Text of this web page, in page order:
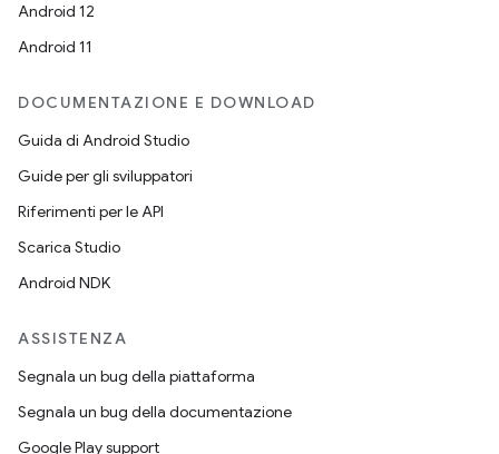
Android 12
Android 11
DOCUMENTAZIONE E DOWNLOAD
Guida di Android Studio
Guide per gli sviluppatori
Riferimenti per le API
Scarica Studio
Android NDK
ASSISTENZA
Segnala un bug della piattaforma
Segnala un bug della documentazione
Google Play support